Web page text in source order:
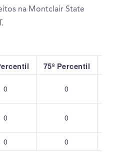
na Montclair State
75º Percentil
0 0
0 0
0 0